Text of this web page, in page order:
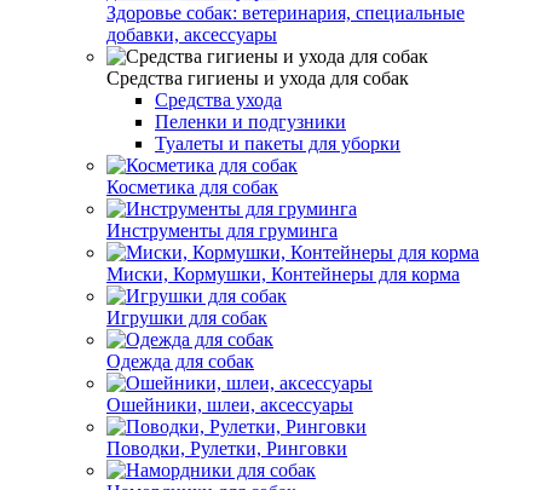
Здоровье собак: ветеринария, специальные
добавки, аксессуары
Средства гигиены и ухода для собак
Средства ухода
Пеленки и подгузники
Туалеты и пакеты для уборки
Косметика для собак
Инструменты для груминга
Миски, Кормушки, Контейнеры для корма
Игрушки для собак
Одежда для собак
Ошейники, шлеи, аксессуары
Поводки, Рулетки, Ринговки